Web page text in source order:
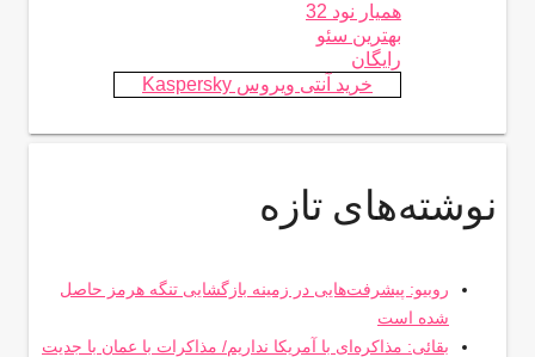
همیار نود 32
بهترین سئو
رایگان
خرید آنتی ویروس Kaspersky
نوشته‌های تازه
روبیو: پیشرفت‌هایی در زمینه بازگشایی تنگه هرمز حاصل
شده است
بقائی: مذاکره‌ای با آمریکا نداریم/ مذاکرات با عمان با جدیت